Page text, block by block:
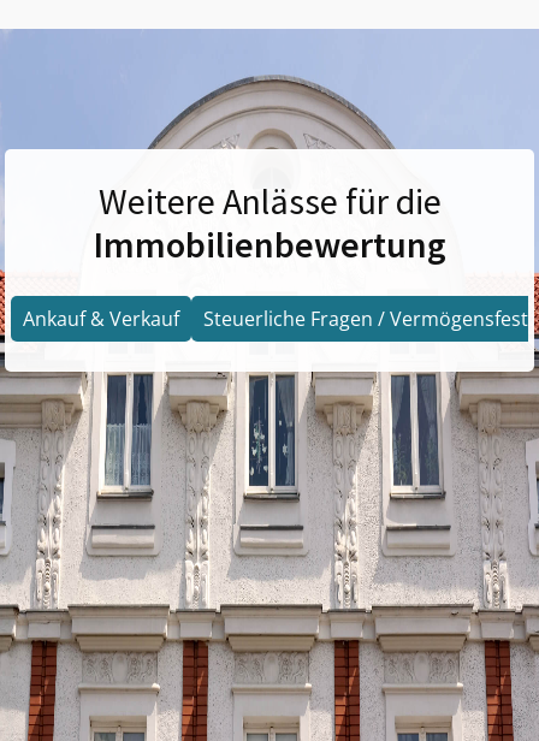
Weitere Anlässe für die
Immobilienbewertung
Ankauf & Verkauf Steuerliche Fragen /